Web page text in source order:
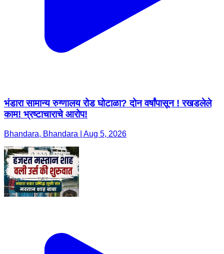
भंडारा सामान्य रुग्णालय रोड घोटाळा? दोन वर्षांपासून ! रखडलेले
काम! भ्रष्टाचाराचे आरोप!
Bhandara, Bhandara | Aug 5, 2026